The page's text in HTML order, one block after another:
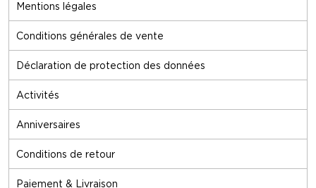
Mentions légales
Conditions générales de vente
Déclaration de protection des données
Activités
Anniversaires
Conditions de retour
Paiement & Livraison